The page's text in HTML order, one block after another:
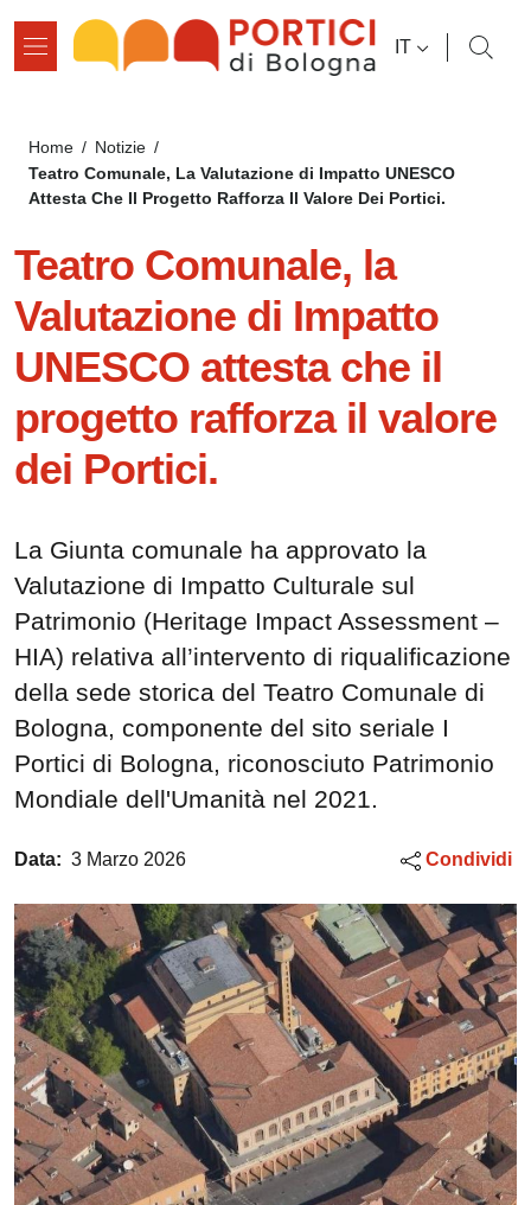
SELETTORE
IT
Briciole di pane
Home / Notizie /
Teatro Comunale, La Valutazione di Impatto UNESCO
Attesta Che Il Progetto Rafforza Il Valore Dei Portici.
Teatro Comunale, la
Valutazione di Impatto
UNESCO attesta che il
progetto rafforza il valore
dei Portici.
La Giunta comunale ha approvato la
Valutazione di Impatto Culturale sul
Patrimonio (Heritage Impact Assessment –
HIA) relativa all’intervento di riqualificazione
della sede storica del Teatro Comunale di
Bologna, componente del sito seriale I
Portici di Bologna, riconosciuto Patrimonio
Mondiale dell'Umanità nel 2021.
Data: 3 Marzo 2026 Condividi